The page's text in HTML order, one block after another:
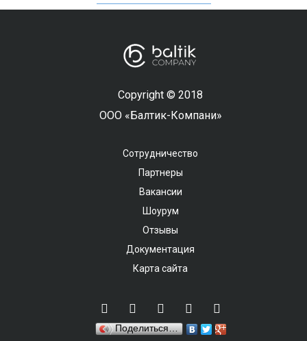
Copyright © 2018
ООО «Балтик-Компани»
Сотрудничество
Партнеры
Вакансии
Шоурум
Отзывы
Документация
Карта сайта
Поделиться…